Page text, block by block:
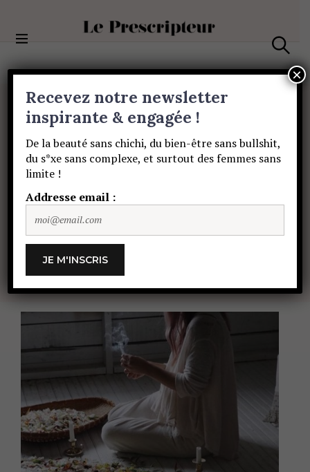
Le Prescripteur
e
a
BIEN-ÊTRE
Découvrezla
sorcièrequi
sommeilleenvous
!
Recevez notre newsletter
inspirante & engagée !
De la beauté sans chichi, du bien-être sans bullshit,
du s*xe sans complexe, et surtout des femmes sans
limite !
Addresse email :
×